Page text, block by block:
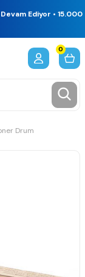
Ediyor • 15.000
0
Drum